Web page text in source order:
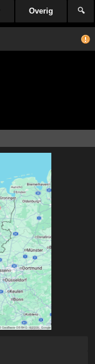
Overig 🔍